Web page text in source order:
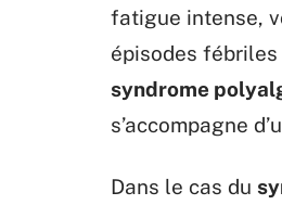
fatigue intense,
épisodes fébriles
syndrome
s’accompagne
Dans le cas du